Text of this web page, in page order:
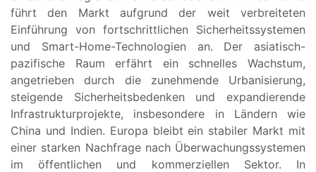
führt den Markt aufgrund der weit verbreiteten
Einführung von fortschrittlichen Sicherheitssystemen
und Smart-Home-Technologien an. Der asiatisch-
pazifische Raum erfährt ein schnelles Wachstum,
angetrieben durch die zunehmende Urbanisierung,
steigende Sicherheitsbedenken und expandierende
Infrastrukturprojekte, insbesondere in Ländern wie
China und Indien. Europa bleibt ein stabiler Markt mit
einer starken Nachfrage nach Überwachungssystemen
im öffentlichen und kommerziellen Sektor. In